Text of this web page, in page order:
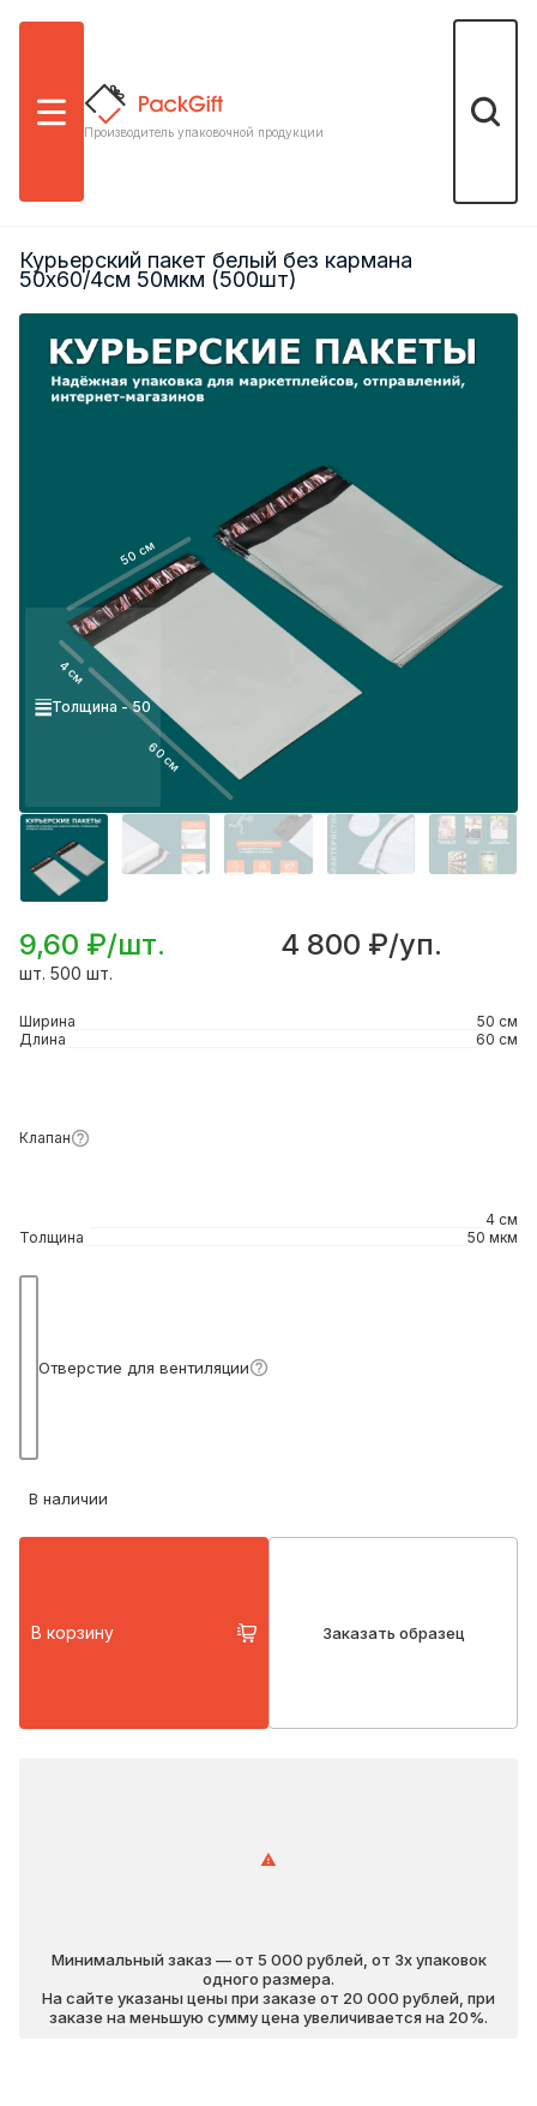
Меню
Производитель упаковочной продукции
Поиск
50 см
4 см
60 см
Толщина - 50
Курьерский пакет белый без кармана
50х60/4см 50мкм (500шт)
9,60 ₽/шт. 4 800 ₽/уп.
шт. 500 шт.
Ширина
50 см
Длина
60 см
Клапан
4 см
Толщина
50 мкм
Отверстие для вентиляции
В наличии
В корзину Заказать образец
Минимальный заказ — от 5 000 рублей, от 3х упаковок
одного размера.
На сайте указаны цены при заказе от 20 000 рублей, при
заказе на меньшую сумму цена увеличивается на 20%.